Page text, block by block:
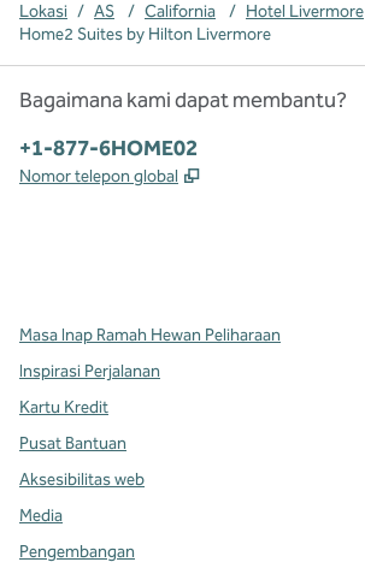
Lokasi / AS / California / Hotel Livermore
Home2 Suites by Hilton Livermore
Bagaimana kami dapat membantu?
Telepon:
+1-877-6HOME02
Nomor telepon global ,
Masa Inap Ramah Hewan Peliharaan
Inspirasi Perjalanan
Kartu Kredit
Pusat Bantuan
Aksesibilitas web
Media
Pengembangan